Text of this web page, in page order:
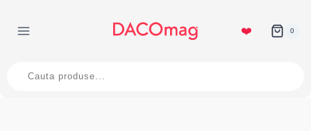
content
❤️ 0
search